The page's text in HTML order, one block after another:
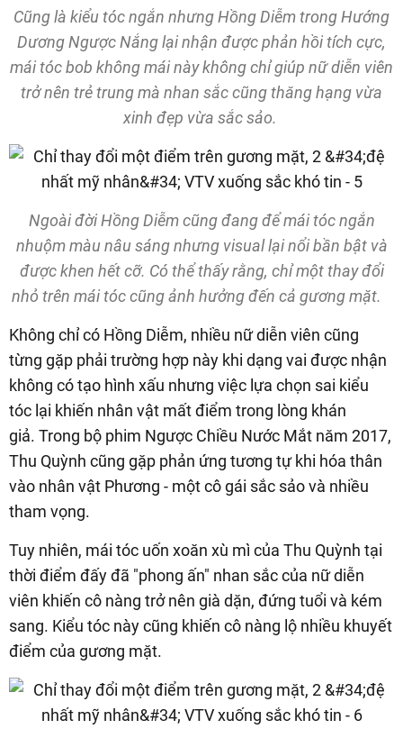
Cũng là kiểu tóc ngắn nhưng Hồng Diễm trong Hướng
Dương Ngược Nắng lại nhận được phản hồi tích cực,
mái tóc bob không mái này không chỉ giúp nữ diễn viên
trở nên trẻ trung mà nhan sắc cũng thăng hạng vừa
xinh đẹp vừa sắc sảo.
Ngoài đời Hồng Diễm cũng đang để mái tóc ngắn
nhuộm màu nâu sáng nhưng visual lại nổi bần bật và
được khen hết cỡ. Có thể thấy rằng, chỉ một thay đổi
nhỏ trên mái tóc cũng ảnh hưởng đến cả gương mặt.
Không chỉ có Hồng Diễm, nhiều nữ diễn viên cũng
từng gặp phải trường hợp này khi dạng vai được nhận
không có tạo hình xấu nhưng việc lựa chọn sai kiểu
tóc lại khiến nhân vật mất điểm trong lòng khán
giả. Trong bộ phim Ngược Chiều Nước Mắt năm 2017,
Thu Quỳnh cũng gặp phản ứng tương tự khi hóa thân
vào nhân vật Phương - một cô gái sắc sảo và nhiều
tham vọng.
Tuy nhiên, mái tóc uốn xoăn xù mì của Thu Quỳnh tại
thời điểm đấy đã "phong ấn" nhan sắc của nữ diễn
viên khiến cô nàng trở nên già dặn, đứng tuổi và kém
sang. Kiểu tóc này cũng khiến cô nàng lộ nhiều khuyết
điểm của gương mặt.